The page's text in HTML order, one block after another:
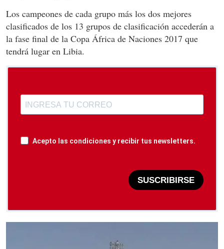
Los campeones de cada grupo más los dos mejores
clasificados de los 13 grupos de clasificación accederán a
la fase final de la Copa África de Naciones 2017 que
tendrá lugar en Libia.
Acepto las condiciones y recibir tus newsletters.
SUSCRIBIRSE